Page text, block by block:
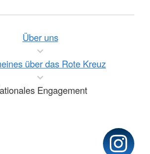
Über uns
über das Rote Kreuz
Engagement